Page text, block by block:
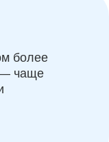
более
— чаще